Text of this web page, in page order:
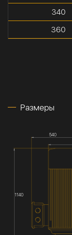
340
360
Размеры
540
1140